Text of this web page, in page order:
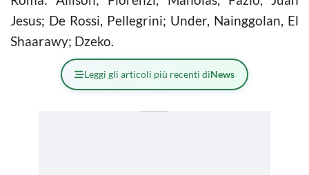
Jesus; De Rossi, Pellegrini; Under, Nainggolan, El
Shaarawy; Dzeko.
Leggi gli articoli più recenti diNews